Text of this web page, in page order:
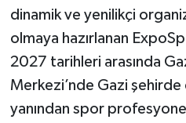
dinamik ve yenilikçi
olmaya hazırlanan
2027 tarihleri arasında
Merkezi’nde Gazi
yanından spor
Türkiye
Video Haber
Yaşam